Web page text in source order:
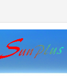
会社案内